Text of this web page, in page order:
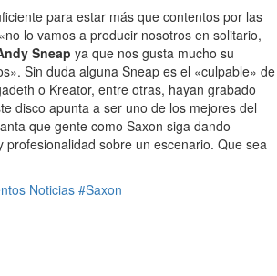
para estar más que contentos por las
lo vamos a producir nosotros en solitario,
Sneap ya que nos gusta mucho su
Sin duda alguna Sneap es el «culpable» de
o Kreator, entre otras, hayan grabado
disco apunta a ser uno de los mejores del
que gente como Saxon siga dando
profesionalidad sobre un escenario. Que sea
Noticias #Saxon